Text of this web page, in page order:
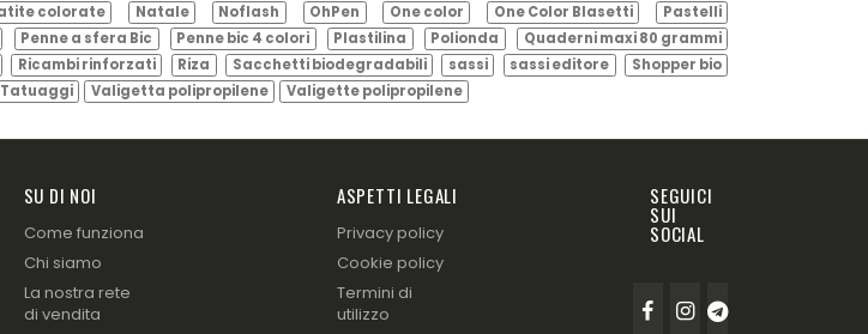
colorate Natale Noflash OhPen One color One Color Blasetti
Pastelli
Penne a sfera Bic Penne bic 4 colori Plastilina Polionda
Quaderni maxi 80 grammi
Ricambi rinforzati Riza Sacchetti biodegradabili sassi sassi editore
Shopper bio
Tatuaggi Valigetta polipropilene Valigette polipropilene
SU DI NOI
Come funziona
Chi siamo
La nostra rete
di vendita
ASPETTI LEGALI
Privacy policy
Cookie policy
Termini di
utilizzo
SEGUICI
SUI
SOCIAL